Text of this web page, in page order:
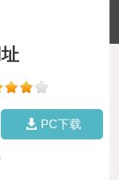
PC下载